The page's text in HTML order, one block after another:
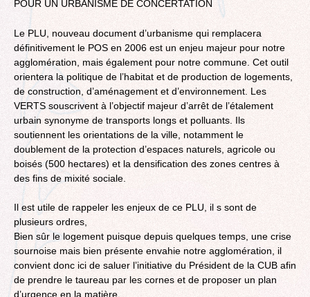
POUR UN URBANISME DE CONCERTATION
Le PLU, nouveau document d’urbanisme qui remplacera
définitivement le POS en 2006 est un enjeu majeur pour notre
agglomération, mais également pour notre commune. Cet outil
orientera la politique de l’habitat et de production de logements,
de construction, d’aménagement et d’environnement. Les
VERTS souscrivent à l’objectif majeur d’arrêt de l’étalement
urbain synonyme de transports longs et polluants. Ils
soutiennent les orientations de la ville, notamment le
doublement de la protection d’espaces naturels, agricole ou
boisés (500 hectares) et la densification des zones centres à
des fins de mixité sociale.
Il est utile de rappeler les enjeux de ce PLU, il s sont de
plusieurs ordres,
Bien sûr le logement puisque depuis quelques temps, une crise
sournoise mais bien présente envahie notre agglomération, il
convient donc ici de saluer l’initiative du Président de la CUB afin
de prendre le taureau par les cornes et de proposer un plan
d’urgence en la matière.